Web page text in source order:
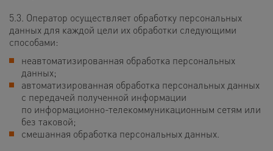
5.3. Оператор осуществляет обработку персональных
данных для каждой цели их обработки следующими
способами:
неавтоматизированная обработка персональных
данных;
автоматизированная обработка персональных данных
с передачей полученной информации
по информационно-телекоммуникационным сетям или
без таковой;
смешанная обработка персональных данных.